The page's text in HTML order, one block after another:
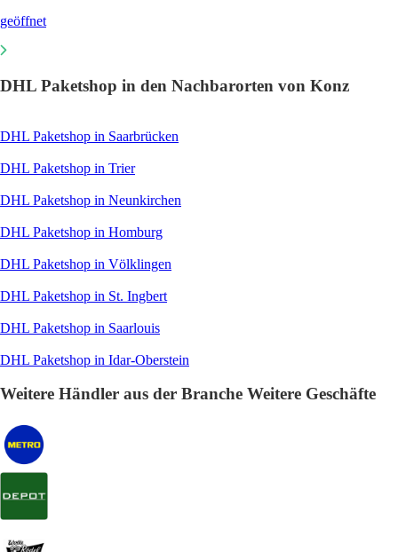
geöffnet
DHL Paketshop in den Nachbarorten von Konz
DHL Paketshop in Saarbrücken
DHL Paketshop in Trier
DHL Paketshop in Neunkirchen
DHL Paketshop in Homburg
DHL Paketshop in Völklingen
DHL Paketshop in St. Ingbert
DHL Paketshop in Saarlouis
DHL Paketshop in Idar-Oberstein
Weitere Händler aus der Branche Weitere Geschäfte